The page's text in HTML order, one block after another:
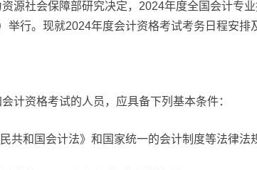
源社会保障部研究决定，2024年度全国会计专
举行。现就2024年度会计资格考试考务日程安排
会计资格考试的人员，应具备下列基本条件：
共和国会计法》和国家统一的会计制度等法律法